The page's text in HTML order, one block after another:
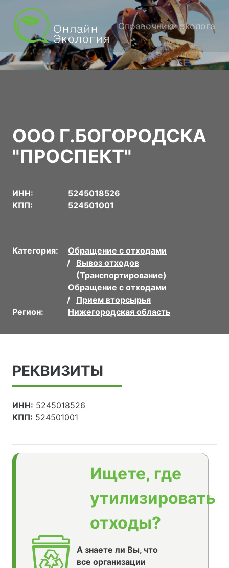
Справочники эколога
ООО Г.БОГОРОДСКА
"ПРОСПЕКТ"
ИНН:
5245018526
КПП:
524501001
Категория:
Обращение с отходами
Вывоз отходов
(Транспортирование)
Обращение с отходами
Прием вторсырья
Регион:
Нижегородская область
РЕКВИЗИТЫ
ИНН: 5245018526
КПП: 524501001
Ищете, где
утилизировать
отходы?
А знаете ли Вы, что
все организации